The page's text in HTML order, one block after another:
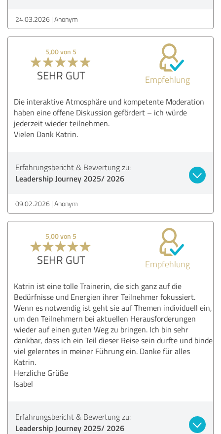
24.03.2026 Anonym
5,00 von 5
SEHR GUT Empfehlung
Die interaktive Atmosphäre und kompetente Moderation
haben eine offene Diskussion gefördert – ich würde
jederzeit wieder teilnehmen.
Vielen Dank Katrin.
Erfahrungsbericht & Bewertung zu:
Leadership Journey 2025/ 2026
09.02.2026 Anonym
5,00 von 5
SEHR GUT Empfehlung
Katrin ist eine tolle Trainerin, die sich ganz auf die
Bedürfnisse und Energien ihrer Teilnehmer fokussiert.
Wenn es notwendig ist geht sie auf Themen individuell ein,
um den Teilnehmern bei aktuellen Herausforderungen
wieder auf einen guten Weg zu bringen. Ich bin sehr
dankbar, dass ich ein Teil dieser Reise sein durfte und binde
viel gelerntes in meiner Führung ein. Danke für alles
Katrin.
Herzliche Grüße
Isabel
Erfahrungsbericht & Bewertung zu:
Leadership Journey 2025/ 2026